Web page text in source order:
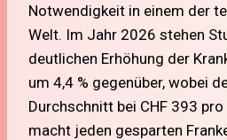
Notwendigkeit in einem der
Welt. Im Jahr 2026 stehen
deutlichen Erhöhung der
um 4,4 % gegenüber, wobei
Durchschnitt bei CHF 393
macht jeden gesparten